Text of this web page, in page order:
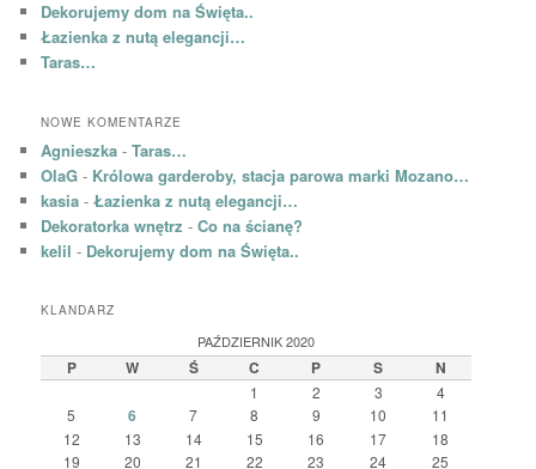
Dekorujemy dom na Święta..
Łazienka z nutą elegancji…
Taras…
NOWE KOMENTARZE
Agnieszka -Taras…
OlaG - Królowa garderoby, stacja parowa marki Mozano…
kasia -Łazienka z nutą elegancji…
Dekoratorka wnętrz -Co na ścianę?
kelil - Dekorujemy dom na Święta..
KLANDARZ
PAŹDZIERNIK 2020
P W Ś C P S N
1 2 3
4
5
6 7 8 9 10
11
12
13 14 15 16 17
18
19
20 21 22 23 24 25